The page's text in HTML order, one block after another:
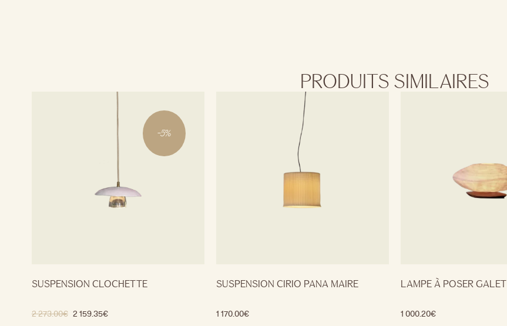
PRODUITS SIMILAIRES
-5%
SUSPENSION CLOCHETTE
2 273.00€ 2 159.35€
SUSPENSION CIRIO PANA MAIRE
1 170.00€
LAMPE À POSER GALET
1 000.20€